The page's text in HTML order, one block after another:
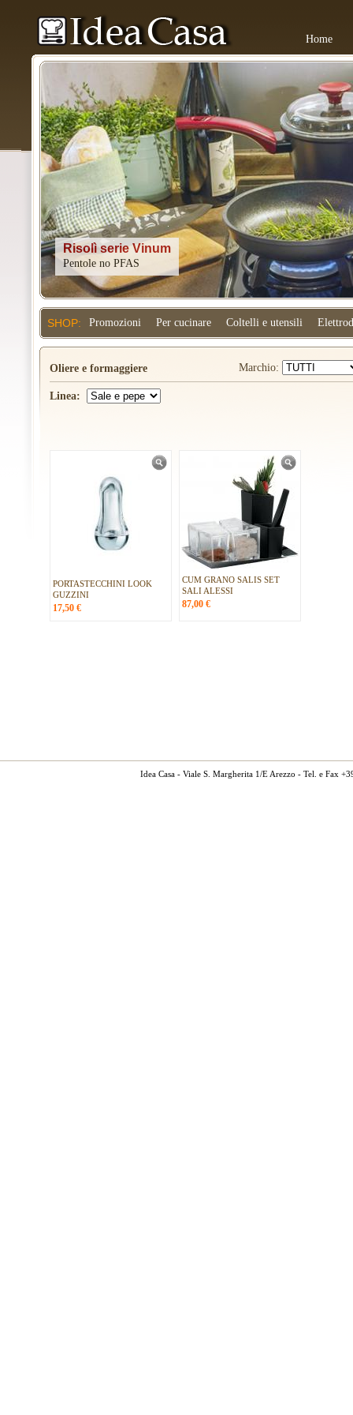
Home
Kitchenaid
SHOP: Promozioni Per cucinare Coltelli e utensili
Oliere e formaggiere Marchio:
Linea:
PORTASTECCHINI LOOK
GUZZINI
17,50 €
CUM GRANO SALIS SET
SALI ALESSI
87,00 €
Idea Casa - Viale S. Margherita 1/E Arezzo - Tel. e Fax